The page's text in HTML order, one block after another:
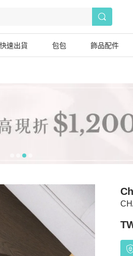
快速出貨 包包 飾品配件